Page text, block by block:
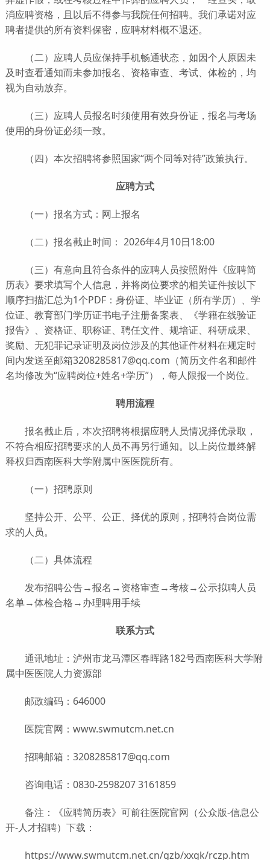
消应聘资格，且以后不得参与我院任何招聘。我们承诺对应
聘者提供的所有资料保密，应聘材料概不退还。
（二）应聘人员应保持手机畅通状态，如因个人原因未
及时查看通知而未参加报名、资格审查、考试、体检的，均
视为自动放弃。
（三）应聘人员报名时须使用有效身份证，报名与考场
使用的身份证必须一致。
（四）本次招聘将参照国家“两个同等对待”政策执行。
应聘方式
（一）报名方式：网上报名
（二）报名截止时间： 2026年4月10日18:00
（三）有意向且符合条件的应聘人员按照附件《应聘简
历表》要求填写个人信息，并将岗位要求的相关证件按以下
顺序扫描汇总为1个PDF：身份证、毕业证（所有学历）、学
位证、教育部门学历证书电子注册备案表、《学籍在线验证
报告》、资格证、职称证、聘任文件、规培证、科研成果、
奖励、无犯罪记录证明及岗位涉及的其他证件材料在规定时
间内发送至邮箱3208285817@qq.com（简历文件名和邮件
名均修改为“应聘岗位+姓名+学历”），每人限报一个岗位。
聘用流程
报名截止后，本次招聘将根据应聘人员情况择优录取，
不符合相应招聘要求的人员不再另行通知。以上岗位最终解
释权归西南医科大学附属中医医院所有。
（一）招聘原则
坚持公开、公平、公正、择优的原则，招聘符合岗位需
求的人员。
（二）具体流程
发布招聘公告→报名→资格审查→考核→公示拟聘人员
名单→体检合格→办理聘用手续
联系方式
通讯地址：泸州市龙马潭区春晖路182号西南医科大学附
属中医医院人力资源部
邮政编码：646000
医院官网：www.swmutcm.net.cn
招聘邮箱：3208285817@qq.com
咨询电话：0830-2598207 3161859
备注：《应聘简历表》可前往医院官网（公众版-信息公
开-人才招聘）下载：
https://www.swmutcm.net.cn/gzb/xxgk/rczp.htm